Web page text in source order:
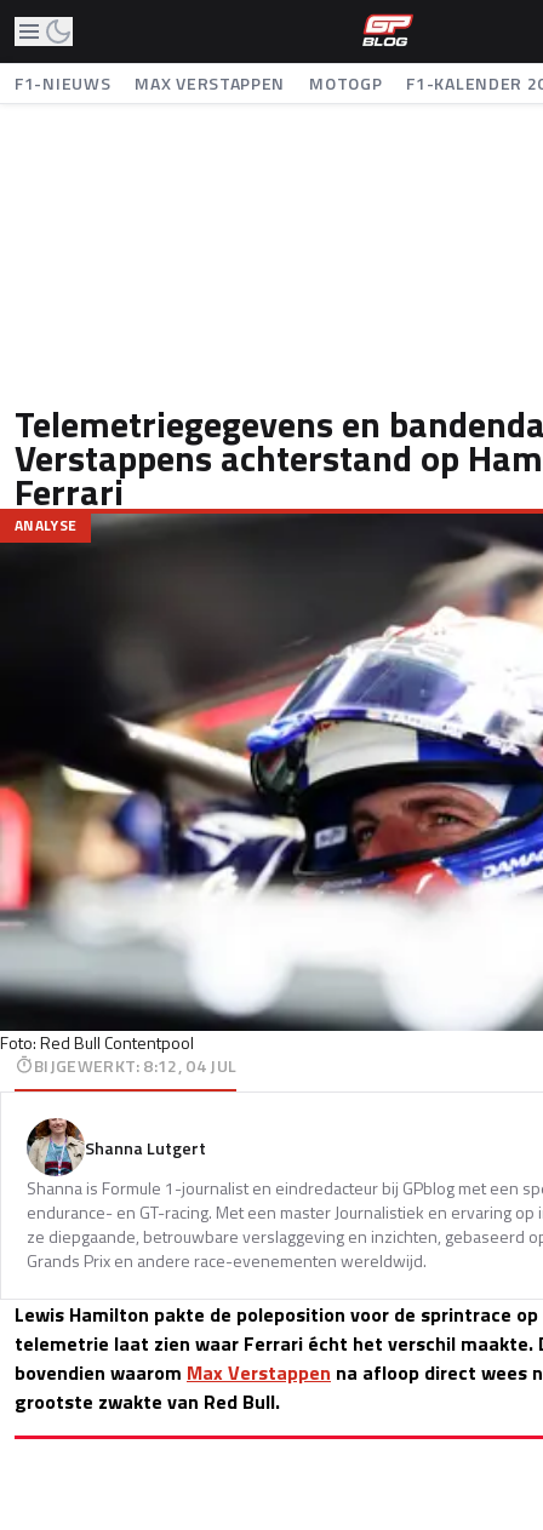
F1-NIEUWS MAX VERSTAPPEN MOTOGP F1-KALENDER
Telemetriegegevens en
Verstappens achterstand op
Ferrari
Foto: Red Bull Contentpool
ANALYSE
BIJGEWERKT:8:12, 04 JUL
Shanna Lutgert
Shanna is Formule 1-journalist en eindredacteur bij GPblog met een
endurance- en GT-racing. Met een master Journalistiek en ervaring
ze diepgaande, betrouwbare verslaggeving en inzichten, gebaseerd
Grands Prix en andere race-evenementen wereldwijd.
Lewis Hamilton pakte de poleposition voor de sprintrace op
telemetrie laat zien waar Ferrari écht het verschil maakte.
bovendien waarom Max Verstappen na afloop direct wees
grootste zwakte van Red Bull.